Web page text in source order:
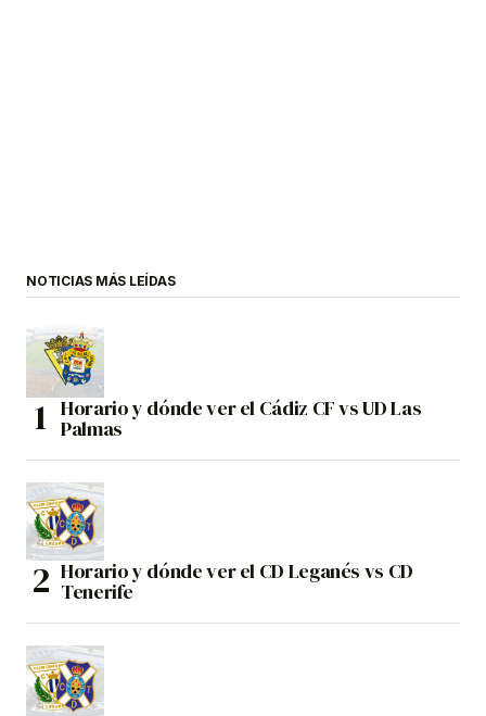
NOTICIAS MÁS LEÍDAS
Horario y dónde ver el Cádiz CF vs UD Las
Palmas
Horario y dónde ver el CD Leganés vs CD
Tenerife